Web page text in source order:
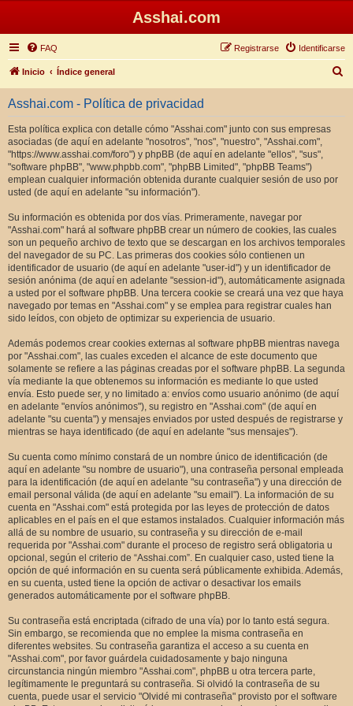
Asshai.com
FAQ Identificarse
Registrarse
Inicio Índice general
u
Asshai.com - Política de privacidad
Esta política explica con detalle cómo "Asshai.com" junto con sus empresas
asociadas (de aquí en adelante "nosotros", "nos", "nuestro", "Asshai.com",
"https://www.asshai.com/foro") y phpBB (de aquí en adelante "ellos", "sus",
"software phpBB", "www.phpbb.com", "phpBB Limited", "phpBB Teams")
emplean cualquier información obtenida durante cualquier sesión de uso por
usted (de aquí en adelante "su información").
Su información es obtenida por dos vías. Primeramente, navegar por
"Asshai.com" hará al software phpBB crear un número de cookies, las cuales
son un pequeño archivo de texto que se descargan en los archivos temporales
del navegador de su PC. Las primeras dos cookies sólo contienen un
identificador de usuario (de aquí en adelante "user-id") y un identificador de
sesión anónima (de aquí en adelante "session-id"), automáticamente asignada
a usted por el software phpBB. Una tercera cookie se creará una vez que haya
navegado por temas en "Asshai.com" y se emplea para registrar cuales han
sido leídos, con objeto de optimizar su experiencia de usuario.
Además podemos crear cookies externas al software phpBB mientras navega
por "Asshai.com", las cuales exceden el alcance de este documento que
solamente se refiere a las páginas creadas por el software phpBB. La segunda
vía mediante la que obtenemos su información es mediante lo que usted
envía. Esto puede ser, y no limitado a: envíos como usuario anónimo (de aquí
en adelante "envíos anónimos"), su registro en "Asshai.com" (de aquí en
adelante "su cuenta") y mensajes enviados por usted después de registrarse y
mientras se haya identificado (de aquí en adelante "sus mensajes").
Su cuenta como mínimo constará de un nombre único de identificación (de
aquí en adelante "su nombre de usuario"), una contraseña personal empleada
para la identificación (de aquí en adelante "su contraseña") y una dirección de
email personal válida (de aquí en adelante "su email"). La información de su
cuenta en "Asshai.com" está protegida por las leyes de protección de datos
aplicables en el país en el que estamos instalados. Cualquier información más
allá de su nombre de usuario, su contraseña y su dirección de e-mail
requerida por "Asshai.com" durante el proceso de registro será obligatoria u
opcional, según el criterio de “Asshai.com”. En cualquier caso, usted tiene la
opción de qué información en su cuenta será públicamente exhibida. Además,
en su cuenta, usted tiene la opción de activar o desactivar los emails
generados automáticamente por el software phpBB.
Su contraseña está encriptada (cifrado de una vía) por lo tanto está segura.
Sin embargo, se recomienda que no emplee la misma contraseña en
diferentes websites. Su contraseña garantiza el acceso a su cuenta en
"Asshai.com", por favor guárdela cuidadosamente y bajo ninguna
circunstancia ningún miembro "Asshai.com", phpBB u otra tercera parte,
legítimamente le preguntará su contraseña. Si olvidó la contraseña de su
cuenta, puede usar el servicio "Olvidé mi contraseña" provisto por el software